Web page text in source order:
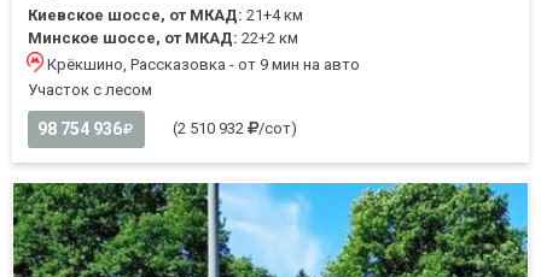
Киевское шоссе, от МКАД: 21+4 км
Минское шоссе, от МКАД: 22+2 км
Крёкшино, Рассказовка - от 9 мин на авто
Участок с лесом
98 754 936 (2 510 932 /сот)